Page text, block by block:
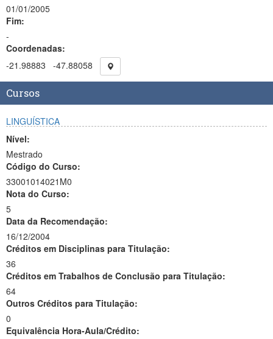
01/01/2005
Fim:
-
Coordenadas:
-21.98883
-47.88058
Cursos
LINGUÍSTICA
Nível:
Mestrado
Código do Curso:
33001014021M0
Nota do Curso:
5
Data da Recomendação:
16/12/2004
Créditos em Disciplinas para Titulação:
36
Créditos em Trabalhos de Conclusão para Titulação:
64
Outros Créditos para Titulação:
0
Equivalência Hora-Aula/Crédito: